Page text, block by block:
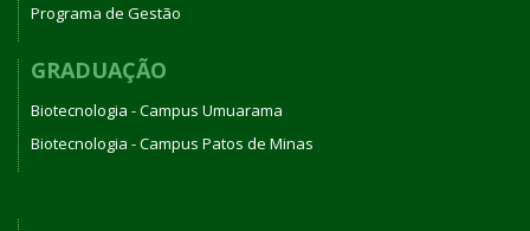
Programa de Gestão
GRADUAÇÃO
Biotecnologia - Campus Umuarama
Biotecnologia - Campus Patos de Minas